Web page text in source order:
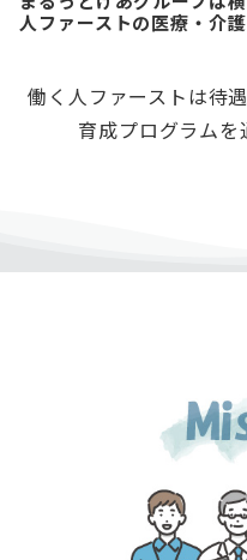
人ファーストの医療・介護
働く人ファーストは待
育成プログラムを